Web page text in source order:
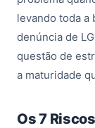
levando toda a
denúncia de
questão de
a maturidade
Os 7